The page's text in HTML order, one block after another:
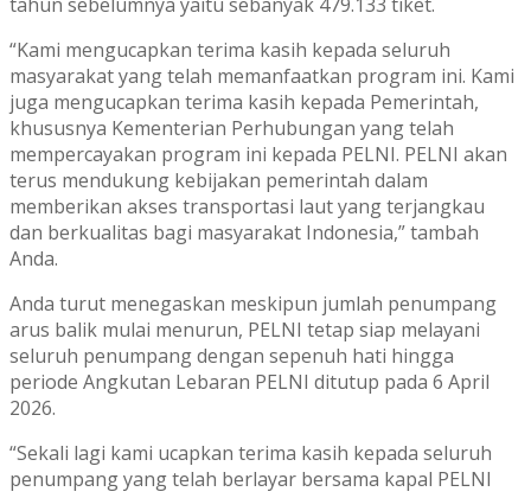
“Kami mengucapkan terima kasih kepada seluruh
masyarakat yang telah memanfaatkan program ini. Kami
juga mengucapkan terima kasih kepada Pemerintah,
khususnya Kementerian Perhubungan yang telah
mempercayakan program ini kepada PELNI. PELNI akan
terus mendukung kebijakan pemerintah dalam
memberikan akses transportasi laut yang terjangkau
dan berkualitas bagi masyarakat Indonesia,” tambah
Anda.
Anda turut menegaskan meskipun jumlah penumpang
arus balik mulai menurun, PELNI tetap siap melayani
seluruh penumpang dengan sepenuh hati hingga
periode Angkutan Lebaran PELNI ditutup pada 6 April
2026.
“Sekali lagi kami ucapkan terima kasih kepada seluruh
penumpang yang telah berlayar bersama kapal PELNI